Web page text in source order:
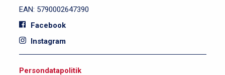
EAN: 5790002647390
Facebook
Instagram
Persondatapolitik